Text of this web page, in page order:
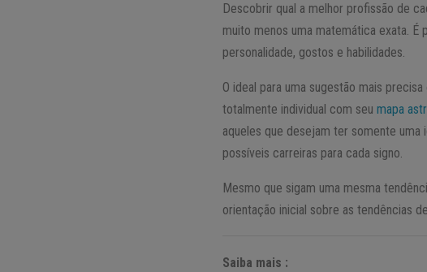
Descobrir qual a melhor profissão de
muito menos uma matemática exata.
personalidade, gostos e habilidades.
O ideal para uma sugestão mais
totalmente individual com seumapa
aqueles que desejam ter somente uma
possíveis carreiras para cada signo.
Mesmo que sigam uma mesma
orientação inicial sobre as tendências
Saiba mais :